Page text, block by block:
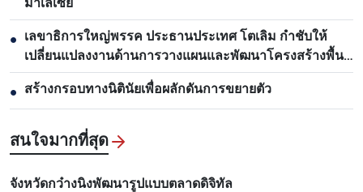
● เลขาธิการใหญ่พรรค ประธานประเทศ โตเลิม กำชับให้
เปลี่ยนแปลงงานด้านการวางแผนและพัฒนาโครงสร้างพื้น
ฐาน
● สร้างกรอบทางนิตินัยเพื่อผลักดันการขยายตัว
สนใจมากที่สุด
จังหวัดกว๋างนิงพัฒนารูปแบบตลาดดิจิทัล